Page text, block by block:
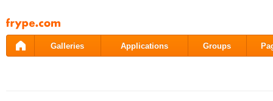
Pāriet
uz
saturu
Galleries Applications Groups